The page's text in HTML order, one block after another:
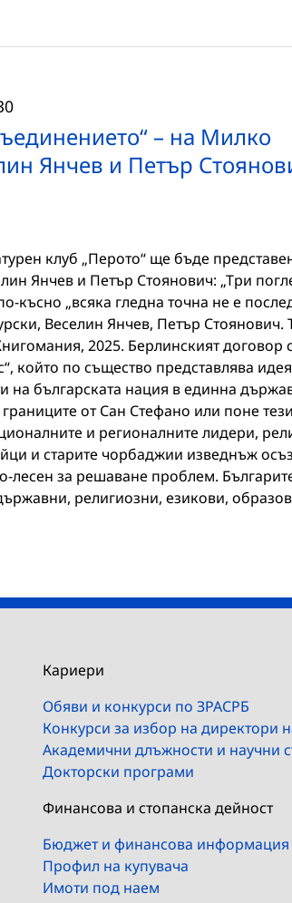
– на Милко
Янчев и Петър
клуб „Перото“ ще бъде
Янчев и Петър Стоянович: „Три
късно „всяка гледна точна не е
Веселин Янчев, Петър Стоянович.
2025. Берлинският договор
който по същество представлява
на българската нация в единна
от Сан Стефано или поне
и регионалните лидери,
и старите чорбаджии изведнъж
лесен за решаване проблем.
религиозни, езикови,
Кариери
Обяви и конкурси по ЗРАСРБ
Конкурси за избор на директори
Академични длъжности и научни
Докторски програми
Финансова и стопанска дейност
Бюджет и финансова информация
Профил на купувача
Имоти под наем